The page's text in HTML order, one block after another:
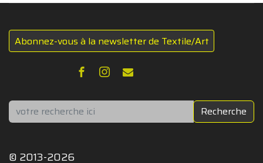
Abonnez-vous à la newsletter de Textile/Art
Rechercher Recherche
© 2013-2026